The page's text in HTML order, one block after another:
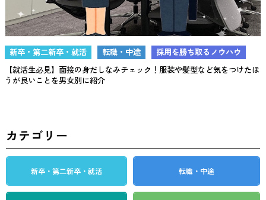
新卒・第二新卒・就活 転職・中途
採用を勝ち取るノウハウ
【就活生必見】面接の身だしなみチェック！服装や髪型など気をつけたほ
うが良いことを男女別に紹介
カテゴリー
新卒・第二新卒・就活 転職・中途